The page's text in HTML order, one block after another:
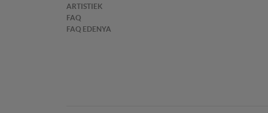
ARTISTIEK
FAQ
FAQ EDENYA